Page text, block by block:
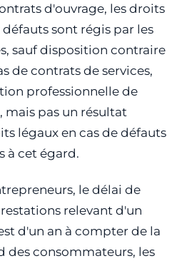
d'ouvrage, les droits
sont régis par les
sauf disposition contraire
de contrats de services,
professionnelle de
mais pas un résultat
légaux en cas de défauts
à cet égard.
le délai de
relevant d'un
d'un an à compter de la
des consommateurs, les